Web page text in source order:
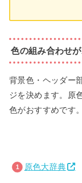
色の組み合わせ
背景色・ヘッダー
ジを決めます。原
色がおすすめです。
原色大辞典